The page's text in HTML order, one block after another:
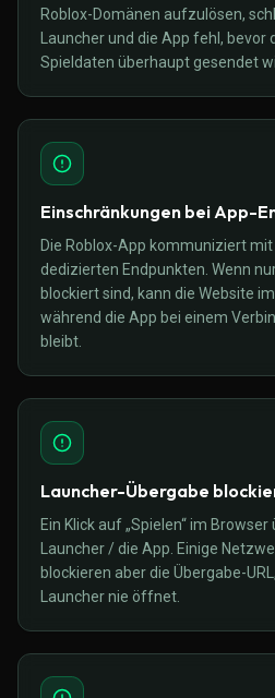
Roblox-Domänen aufzulösen,
Launcher und die App fehl,
Spieldaten überhaupt gesendet
Einschränkungen bei App-
Die Roblox-App kommuniziert
dedizierten Endpunkten. Wenn
blockiert sind, kann die Website
während die App bei einem
bleibt.
Launcher-Übergabe
Ein Klick auf „Spielen“ im
Launcher / die App. Einige
blockieren aber die Übergabe-
Launcher nie öffnet.